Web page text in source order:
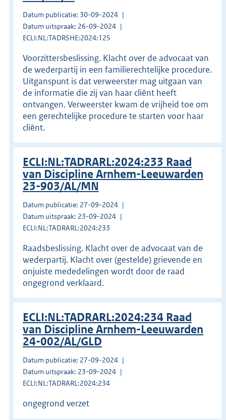
Datum publicatie: 30-09-2024
Datum uitspraak: 26-09-2024
ECLI:NL:TADRSHE:2024:125
Voorzittersbeslissing. Klacht over de advocaat van
de wederpartij in een familierechtelijke procedure.
Uitganspunt is dat verweerster mag uitgaan van
de informatie die zij van haar cliënt heeft
ontvangen. Verweerster kwam de vrijheid toe om
een gerechtelijke procedure te starten voor haar
cliënt.
ECLI:NL:TADRARL:2024:233 Raad
van Discipline Arnhem-Leeuwarden
23-903/AL/MN
Datum publicatie: 27-09-2024
Datum uitspraak: 23-09-2024
ECLI:NL:TADRARL:2024:233
Raadsbeslissing. Klacht over de advocaat van de
wederpartij. Klacht over (gestelde) grievende en
onjuiste mededelingen wordt door de raad
ongegrond verklaard.
ECLI:NL:TADRARL:2024:234 Raad
van Discipline Arnhem-Leeuwarden
24-002/AL/GLD
Datum publicatie: 27-09-2024
Datum uitspraak: 23-09-2024
ECLI:NL:TADRARL:2024:234
ongegrond verzet